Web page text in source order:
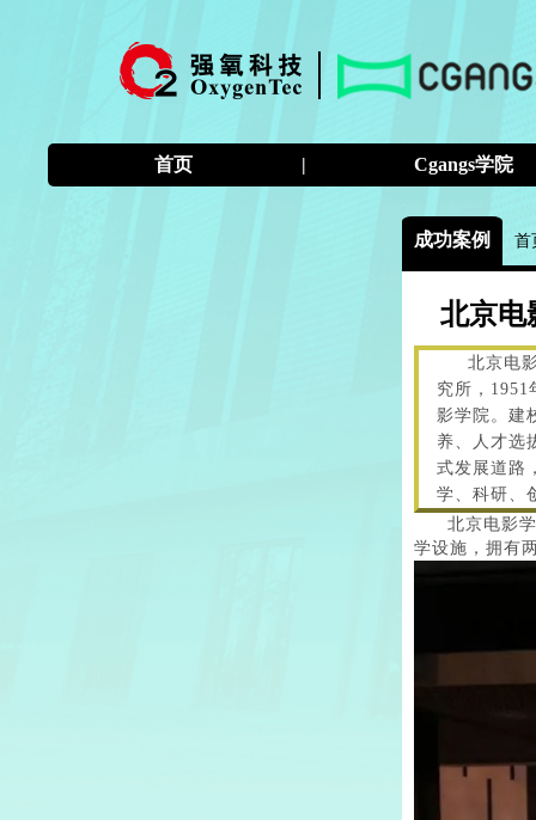
首页 | Cgangs学院
成功案例 首
北京电
北京电
究所，1951
影学院。建
养、人才选
式发展道路
学、科研、
北京电影
学设施，拥有